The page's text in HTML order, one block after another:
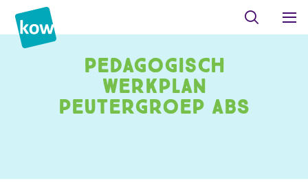
Pedagogisch
werkplan
peutergroep ABS